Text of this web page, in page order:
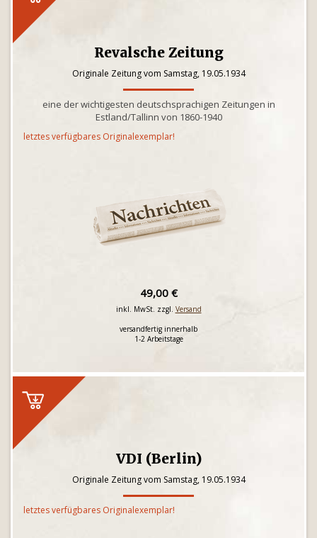
Revalsche Zeitung
Originale Zeitung vom Samstag, 19.05.1934
eine der wichtigesten deutschsprachigen Zeitungen in
Estland/Tallinn von 1860-1940
letztes verfügbares Originalexemplar!
49,00 €
inkl. MwSt. zzgl. Versand
versandfertig innerhalb
1-2 Arbeitstage
VDI (Berlin)
Originale Zeitung vom Samstag, 19.05.1934
letztes verfügbares Originalexemplar!